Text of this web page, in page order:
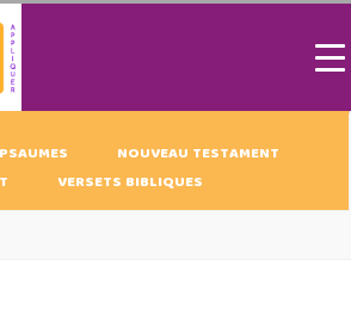
PSAUMES
NOUVEAU TESTAMENT
VERSETS BIBLIQUES